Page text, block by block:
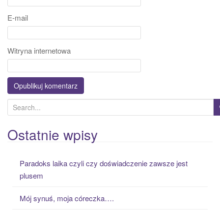
E-mail
Witryna internetowa
e
a
r
Ostatnie wpisy
Paradoks laika czyli czy doświadczenie zawsze jest
plusem
Mój synuś, moja córeczka….